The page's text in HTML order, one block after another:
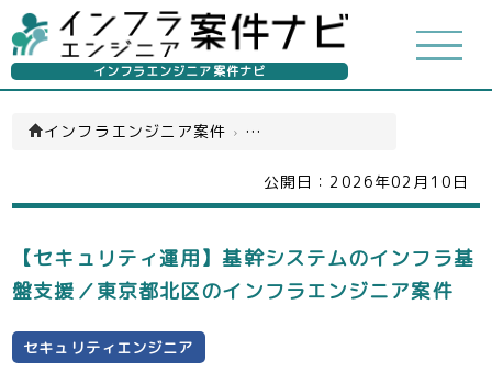
インフラエンジニア案件ナビ
インフラエンジニア案件 › セキュリティエンジニア(一覧)
公開日： 2026年02月10日
【セキュリティ運用】基幹システムのインフラ基
盤支援／東京都北区のインフラエンジニア案件
セキュリティエンジニア